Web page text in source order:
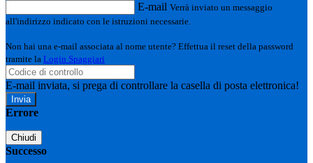
E-mail Verrà inviato un messaggio
all'indirizzo indicato con le istruzioni necessarie.
Non hai una e-mail associata al nome utente? Effettua il reset della password
tramite la Login Spaggiari
E-mail inviata, si prega di controllare la casella di posta elettronica!
Errore
Chiudi
Successo